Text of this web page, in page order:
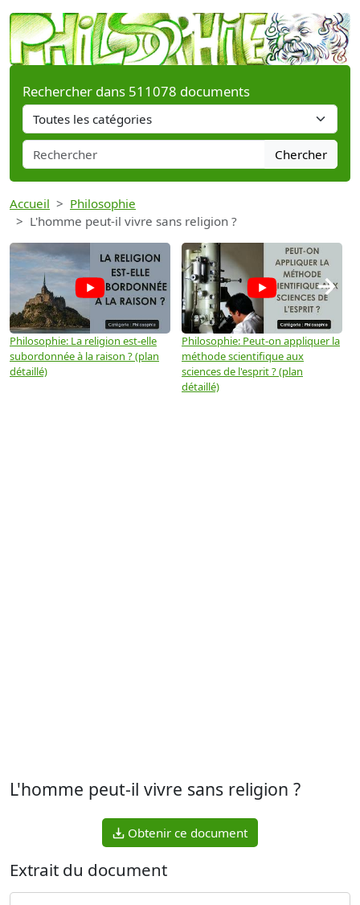
Rechercher dans 511078 documents
Chercher
Accueil
Philosophie
L'homme peut-il vivre sans religion ?
Philosophie: La religion est-elle
subordonnée à la raison ? (plan
détaillé)
Philosophie: Peut-on appliquer la
méthode scientifique aux
sciences de l'esprit ? (plan
détaillé)
→
L'homme peut-il vivre sans religion ?
Obtenir ce document
Extrait du document